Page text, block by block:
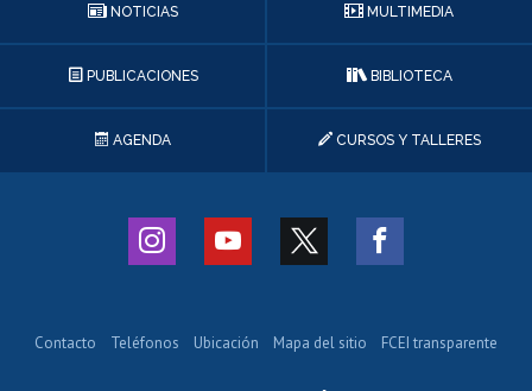
NOTICIAS MULTIMEDIA
PUBLICACIONES BIBLIOTECA
AGENDA CURSOS Y TALLERES
Contacto Teléfonos Ubicación Mapa del sitio FCEI transparente